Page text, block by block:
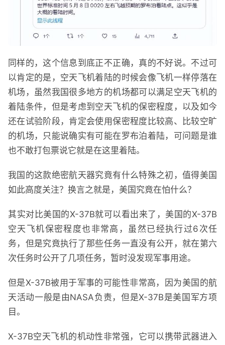
同样的，这个信息到底正不正确，真的不好说。不过可
以肯定的是，空天飞机着陆的时候会像飞机一样停落在
机场，虽然我国很多地方的机场都可以满足空天飞机的
着陆条件，但是考虑到空天飞机的保密程度，以及如今
还在试验阶段，肯定会使用保密程度比较高、比较空旷
的机场，只能说确实有可能在罗布泊着陆，可问题是谁
也不敢打包票说它就是在这里着陆。
我国的这款绝密航天器究竟有什么特殊之初，值得美国
如此高度关注？换言之就是，美国究竟在怕什么？
其实对比美国的X-37B就可以看出来了，美国的X-37B
空天飞机保密程度也非常高，虽然已经执行过6次任
务，但是究竟执行了那些任务一直没有公开，就在第六
次任务时公开了几项任务，暂时没发现军事用途。
但是X-37B被用于军事的可能性非常高，因为美国的航
天活动一般是由NASA负责，但是X-37B是美国军方项
目。
X-37B空天飞机的机动性非常强，它可以携带武器进入